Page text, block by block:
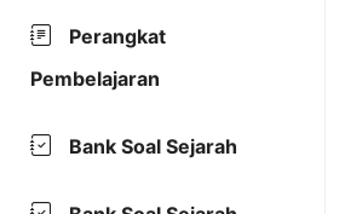
Perangkat
Pembelajaran
Bank Soal Sejarah